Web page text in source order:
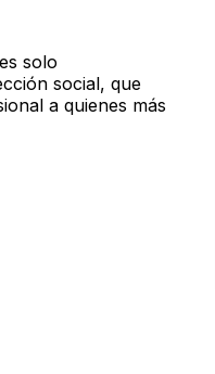
solo
social, que
a quienes más